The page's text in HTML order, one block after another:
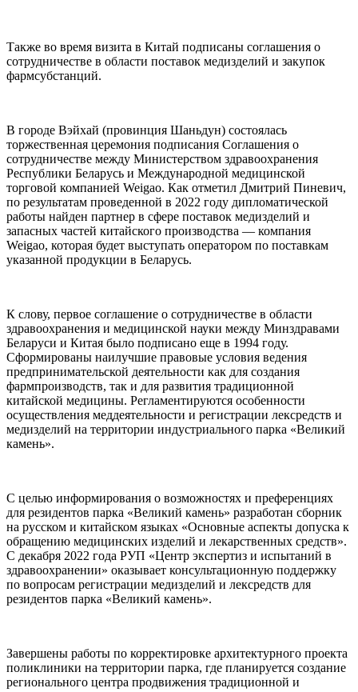
Также во время визита в Китай подписаны соглашения о
сотрудничестве в области поставок медизделий и закупок
фармсубстанций.
В городе Вэйхай (провинция Шаньдун) состоялась
торжественная церемония подписания Соглашения о
сотрудничестве между Министерством здравоохранения
Республики Беларусь и Международной медицинской
торговой компанией Weigao. Как отметил Дмитрий Пиневич,
по результатам проведенной в 2022 году дипломатической
работы найден партнер в сфере поставок медизделий и
запасных частей китайского производства — компания
Weigao, которая будет выступать оператором по поставкам
указанной продукции в Беларусь.
К слову, первое соглашение о сотрудничестве в области
здравоохранения и медицинской науки между Минздравами
Беларуси и Китая было подписано еще в 1994 году.
Сформированы наилучшие правовые условия ведения
предпринимательской деятельности как для создания
фармпроизводств, так и для развития традиционной
китайской медицины. Регламентируются особенности
осуществления меддеятельности и регистрации лексредств и
медизделий на территории индустриального парка «Великий
камень».
С целью информирования о возможностях и преференциях
для резидентов парка «Великий камень» разработан сборник
на русском и китайском языках «Основные аспекты допуска к
обращению медицинских изделий и лекарственных средств».
С декабря 2022 года РУП «Центр экспертиз и испытаний в
здравоохранении» оказывает консультационную поддержку
по вопросам регистрации медизделий и лексредств для
резидентов парка «Великий камень».
Завершены работы по корректировке архитектурного проекта
поликлиники на территории парка, где планируется создание
регионального центра продвижения традиционной и